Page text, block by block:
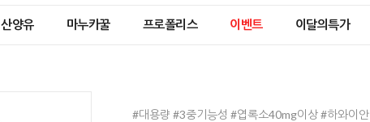
산양유 마누카꿀 프로폴리스 이벤트 이달의특가
#대용량 #3중기능성 #엽록소40mg이상 #하와이안